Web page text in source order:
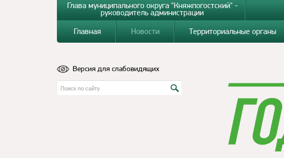
Глава муниципального округа "Княжпогостский" -
руководитель администрации
Главная Новости Территориальные органы
Версия для слабовидящих